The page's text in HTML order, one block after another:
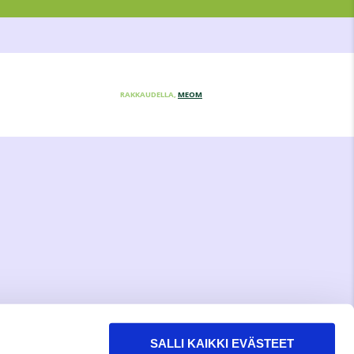
SALLI KAIKKI EVÄSTEET
RAKKAUDELLA, MEOM